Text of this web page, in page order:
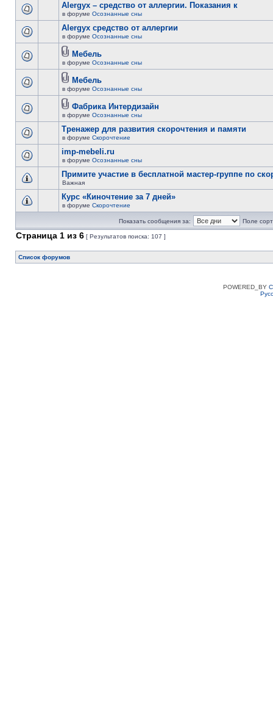
Alergyx – средство от аллергии. Показания к
в форуме Осознанные сны
Alergyx средство от аллергии
в форуме Осознанные сны
Мебель
в форуме Осознанные сны
Мебель
в форуме Осознанные сны
Фабрика Интердизайн
в форуме Осознанные сны
Тренажер для развития скорочтения и памяти
в форуме Скорочтение
imp-mebeli.ru
в форуме Осознанные сны
Примите участие в бесплатной мастер-группе по
Важная
Курс «Киночтение за 7 дней»
в форуме Скорочтение
Показать сообщения за: Поле
Страница 1 из 6 [ Результатов поиска: 107 ]
Список форумов
POWERED_BY